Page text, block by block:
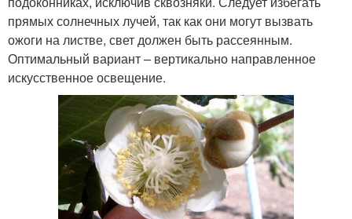
прямых солнечных лучей, так как они могут вызвать
ожоги на листве, свет должен быть рассеянным.
Оптимальный вариант – вертикально направленное
искусственное освещение.